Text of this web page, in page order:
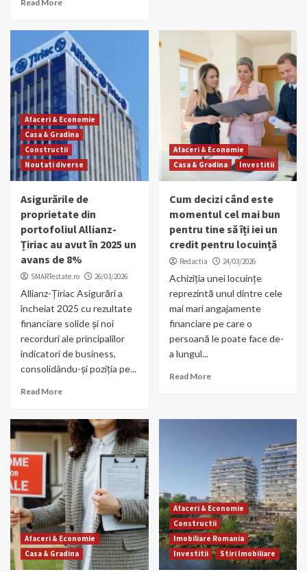
Read More
Afaceri & Economie
Casa & Gradina
Constructii
Noutati diverse
Asigurările de
proprietate din
portofoliul Allianz-
Țiriac au avut în 2025 un
avans de 8%
SMARTestate.ro 26/03/2026
Allianz-Țiriac Asigurări a
încheiat 2025 cu rezultate
financiare solide și noi
recorduri ale principalilor
indicatori de business,
consolidându-și poziția pe...
Read More
Afaceri & Economie
Casa & Gradina
Investitii
Cum decizi când este
momentul cel mai bun
pentru tine să îți iei un
credit pentru locuință
Redactia 24/03/2026
Achiziția unei locuințe
reprezintă unul dintre cele
mai mari angajamente
financiare pe care o
persoană le poate face de-
a lungul...
Read More
Afaceri & Economie
Casa & Gradina
Afaceri & Economie
Constructii
Imobiliare Romania
Investitii
Stiri Imobiliare